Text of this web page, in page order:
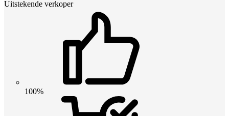
Uitstekende verkoper
100%